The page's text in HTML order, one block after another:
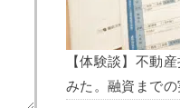
【体験談】不動
みた。融資まで